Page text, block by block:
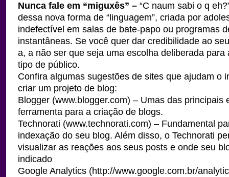
Nunca fale em “miguxês” – “C naum sabi o q
dessa nova forma de “linguagem”, criada por
indefectível em salas de bate-papo ou programas
instantâneas. Se você quer dar credibilidade ao
a, a não ser que seja uma escolha deliberada para
tipo de público.
Confira algumas sugestões de sites que ajudam o
criar um projeto de blog:
Blogger (www.blogger.com) – Umas das principais
ferramenta para a criação de blogs.
Technorati (www.technorati.com) – Fundamental
indexação do seu blog. Além disso, o Technorati
visualizar as reações aos seus posts e onde seu
indicado
Google Analytics (http://www.google.com.br/